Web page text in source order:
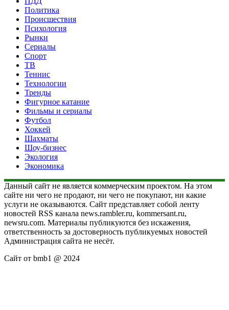
Политика
Происшествия
Психология
Рынки
Сериалы
Спорт
ТВ
Теннис
Технологии
Тренды
Фигурное катание
Фильмы и сериалы
Футбол
Хоккей
Шахматы
Шоу-бизнес
Экология
Экономика
Данный сайт не является коммерческим проектом. На этом
сайте ни чего не продают, ни чего не покупают, ни какие
услуги не оказываются. Сайт представляет собой ленту
новостей RSS канала news.rambler.ru, kommersant.ru,
newsru.com. Материалы публикуются без искажения,
ответственность за достоверность публикуемых новостей
Администрация сайта не несёт.
Сайт от bmb1 @ 2024